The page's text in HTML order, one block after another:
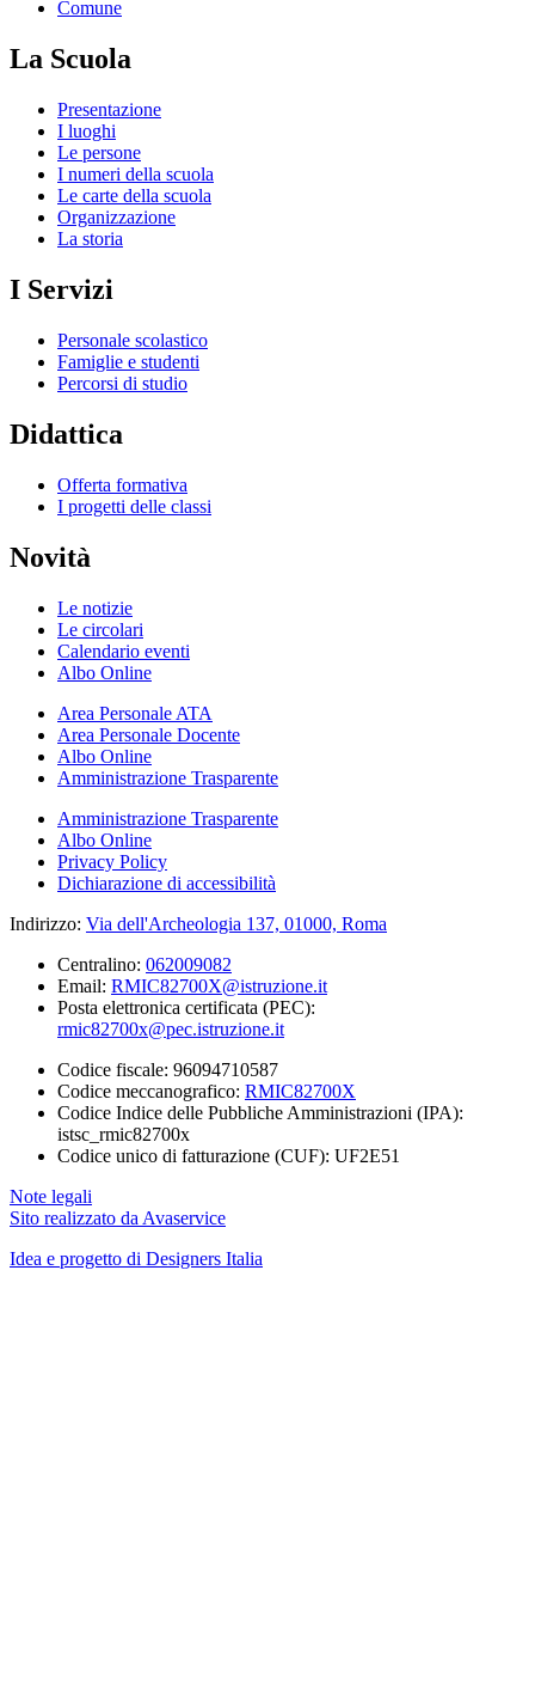
Comune
La Scuola
Presentazione
I luoghi
Le persone
I numeri della scuola
Le carte della scuola
Organizzazione
La storia
I Servizi
Personale scolastico
Famiglie e studenti
Percorsi di studio
Didattica
Offerta formativa
I progetti delle classi
Novità
Le notizie
Le circolari
Calendario eventi
Albo Online
Area Personale ATA
Area Personale Docente
Albo Online
Amministrazione Trasparente
Amministrazione Trasparente
Albo Online
Privacy Policy
Dichiarazione di accessibilità
Indirizzo: Via dell'Archeologia 137, 01000, Roma
Centralino: 062009082
Email: RMIC82700X@istruzione.it
Posta elettronica certificata (PEC):
rmic82700x@pec.istruzione.it
Codice fiscale: 96094710587
Codice meccanografico: RMIC82700X
Codice Indice delle Pubbliche Amministrazioni (IPA):
istsc_rmic82700x
Codice unico di fatturazione (CUF): UF2E51
Note legali
Sito realizzato da Avaservice
Idea e progetto di Designers Italia